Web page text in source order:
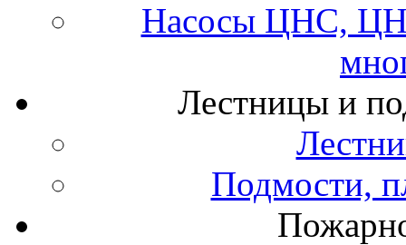
Насосы ЦНС,
Лестницы и
Подмости,